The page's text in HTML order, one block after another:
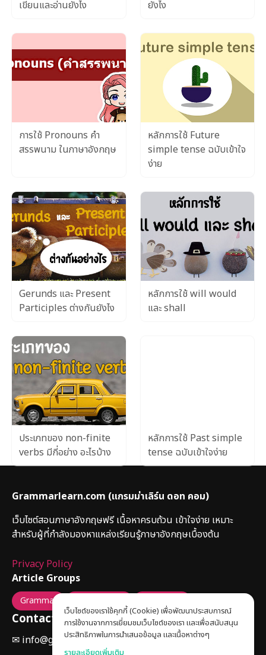
เขียนและอ่านยังไง
ยังไง
การใช้ Pronouns คำ
สรรพนาม ในภาษาอังกฤษ
หลักการใช้ Future
simple tense ฉบับเข้าใจ
ง่าย
Gerunds และ Present
Participles ต่างกันยังไง
หลักการใช้ will would
และ shall
ประเภทของ non-finite
verbs มีกี่อย่าง อะไรบ้าง
หลักการใช้ Past simple
tense ฉบับเข้าใจง่าย
Grammarlearn.com (แกรมม่าเลิร์น ดอท คอม)
เว็บไซต์สอนภาษาอังกฤษฟรี เนื้อหาครบถ้วน เข้าใจง่าย เหมาะ
สำหรับผู้ที่กำลังมองหาแหล่งเรียนรู้ภาษาอังกฤษเบื้องต้น
Privacy Policy
Article Groups
Grammar
Contact Us
✉ info@grammarlearn.com
เว็บไซต์ของเราใช้คุกกี้ (Cookie) เพื่อพัฒนาประสบการณ์
การใช้งานจากการเยี่ยมชมเว็บไซต์ของเรา และเพื่อสนับสนุน
ประสิทธิภาพในการนำเสนอข้อมูล และเนื้อหาต่างๆ
รายละเอียดเพิ่มเติม